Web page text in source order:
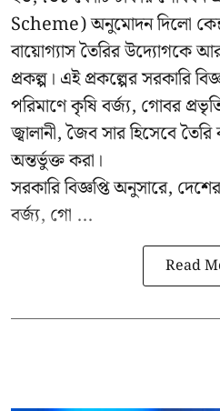
Scheme) অনুমোদন দিলো
বায়োগ্যাস তৈরির উদ্যোগকে
প্রকল্প। এই প্রকল্পের সরকারি
পরিমাণে কৃষি বর্জ্য, গোবর
জ্বালানী, জৈব সার হিসেবে
অন্তর্ভুক্ত করা।
সরকারি বিজ্ঞপ্তি অনুসারে,
বর্জ্য, গো ...
Read